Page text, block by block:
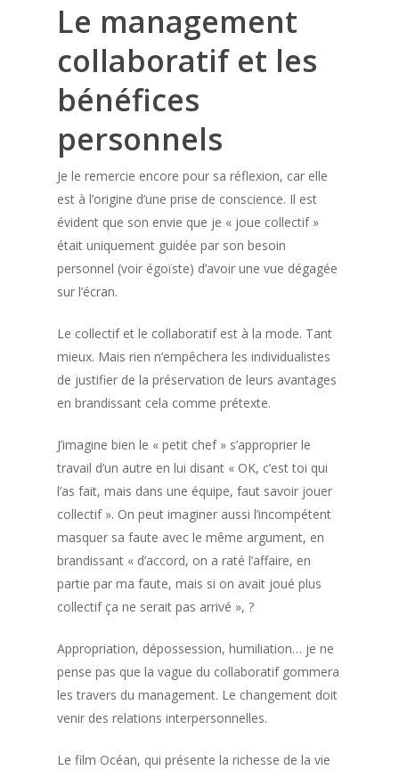
Le management
collaboratif et les
bénéfices
personnels
Je le remercie encore pour sa réflexion, car elle
est à l’origine d’une prise de conscience. Il est
évident que son envie que je « joue collectif »
était uniquement guidée par son besoin
personnel (voir égoïste) d’avoir une vue dégagée
sur l’écran.
Le collectif et le collaboratif est à la mode. Tant
mieux. Mais rien n’empêchera les individualistes
de justifier de la préservation de leurs avantages
en brandissant cela comme prétexte.
J’imagine bien le « petit chef » s’approprier le
travail d’un autre en lui disant « OK, c’est toi qui
l’as fait, mais dans une équipe, faut savoir jouer
collectif ». On peut imaginer aussi l’incompétent
masquer sa faute avec le même argument, en
brandissant « d’accord, on a raté l’affaire, en
partie par ma faute, mais si on avait joué plus
collectif ça ne serait pas arrivé », ?
Appropriation, dépossession, humiliation… je ne
pense pas que la vague du collaboratif gommera
les travers du management. Le changement doit
venir des relations interpersonnelles.
Le film Océan, qui présente la richesse de la vie